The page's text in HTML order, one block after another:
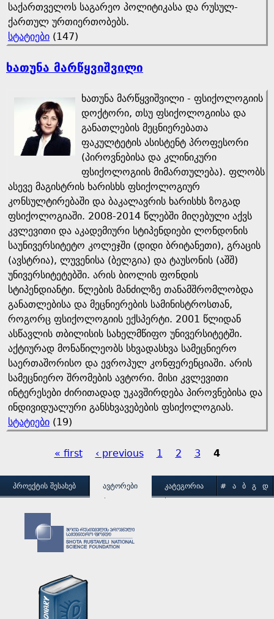
საქართველოს საგარეო პოლიტიკასა და რუსულ-
ქართულ ურთიერთობებს.
სტატიები (147)
ხათუნა მარწყვიშვილი
ხათუნა მარწყვიშვილი - ფსიქოლოგიის
დოქტორი, თსუ ფსიქოლოგიისა და
განათლების მეცნიერებათა
ფაკულტეტის ასისტენტ პროფესორი
(პიროვნებისა და კლინიკური
ფსიქოლოგიის მიმართულება). ფლობს
ასევე მაგისტრის ხარისხს ფსიქოლოგიურ
კონსულტირებაში და ბაკალავრის ხარისხს ზოგად
ფსიქოლოგიაში. 2008-2014 წლებში მიღებული აქვს
კვლევითი და აკადემიური სტიპენდიები ლონდონის
საუნივერსიტეტო კოლეჯში (დიდი ბრიტანეთი), გრაცის
(ავსტრია), ლუვენისა (ბელგია) და ტაუსონის (აშშ)
უნივერსიტეტებში. არის ბიოლის ფონდის
სტიპენდიანტი. წლების მანძილზე თანამშრომლობდა
განათლებისა და მეცნიერების სამინისტროსთან,
როგორც ფსიქოლოგიის ექსპერტი. 2001 წლიდან
ასწავლის თბილისის სახელმწიფო უნივერსიტეტში.
აქტიურად მონაწილეობს სხვადასხვა სამეცნიერო
საერთაშორისო და ევროპულ კონფერენციაში. არის
სამეცნიერო შრომების ავტორი. მისი კვლევითი
ინტერესები ძირითადად უკავშირდება პიროვნებისა და
ინდივიდუალური განსხვავებების ფსიქოლოგიას.
სტატიები (19)
a
« first ‹ previous 1 2 3 4
MᲞᲠᲝᲔᲥᲢᲘᲡ ᲨᲔᲡᲐᲮᲔᲑ ᲐᲕᲢᲝᲠᲔᲑᲘ ᲙᲐᲢᲔᲒᲝᲠᲘᲐ # Ა Ბ Გ
Დ